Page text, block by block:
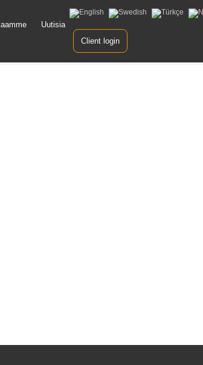
Uutisia
Client login